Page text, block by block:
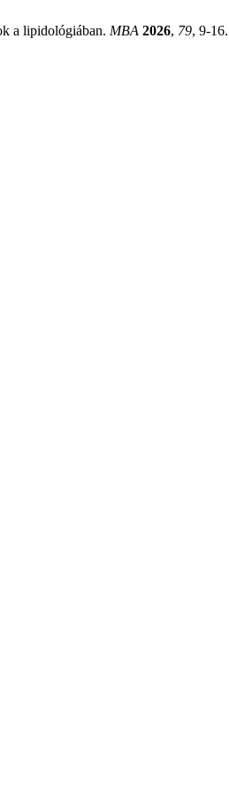
a lipidológiában. MBA 2026, 79, 9-16.